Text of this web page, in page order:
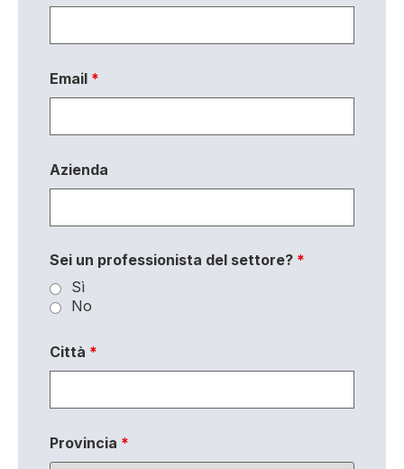
Email *
Azienda
Sei un professionista del settore? *
Sì
No
Città *
Provincia *